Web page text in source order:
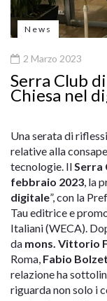
News
2 Marzo 2023
Serra Club
Chiesa nel
Una serata di
relative alla
tecnologie. IlSerra
febbraio 2023, la
digitale”, con la
Tau editrice e
Italiani (WECA).
da mons. Vittorio
Roma, Fabio
relazione ha
riguarda non solo i